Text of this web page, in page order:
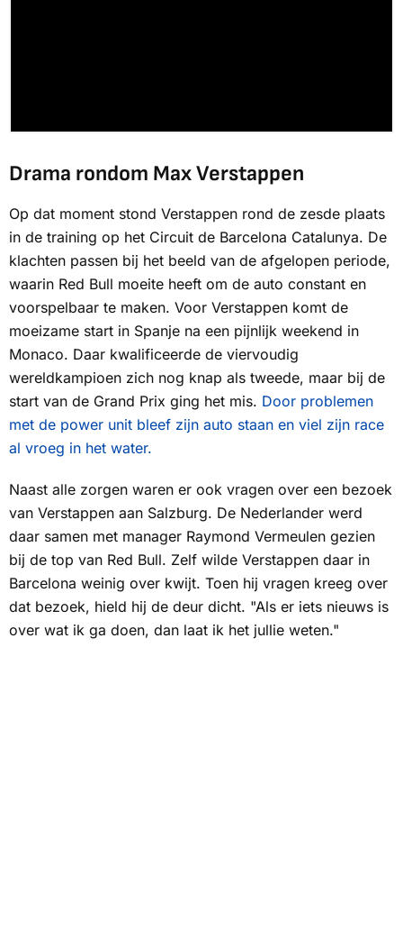
Drama rondom Max Verstappen
Op dat moment stond Verstappen rond de zesde plaats
in de training op het Circuit de Barcelona Catalunya. De
klachten passen bij het beeld van de afgelopen periode,
waarin Red Bull moeite heeft om de auto constant en
voorspelbaar te maken. Voor Verstappen komt de
moeizame start in Spanje na een pijnlijk weekend in
Monaco. Daar kwalificeerde de viervoudig
wereldkampioen zich nog knap als tweede, maar bij de
start van de Grand Prix ging het mis. Door problemen
met de power unit bleef zijn auto staan en viel zijn race
al vroeg in het water.
Naast alle zorgen waren er ook vragen over een bezoek
van Verstappen aan Salzburg. De Nederlander werd
daar samen met manager Raymond Vermeulen gezien
bij de top van Red Bull. Zelf wilde Verstappen daar in
Barcelona weinig over kwijt. Toen hij vragen kreeg over
dat bezoek, hield hij de deur dicht. "Als er iets nieuws is
over wat ik ga doen, dan laat ik het jullie weten."